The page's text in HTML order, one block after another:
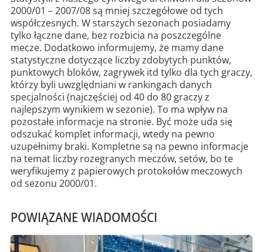
2000/01 – 2007/08 są mniej szczegółowe od tych
współczesnych. W starszych sezonach posiadamy
tylko łączne dane, bez rozbicia na poszczególne
mecze. Dodatkowo informujemy, że mamy dane
statystyczne dotyczące liczby zdobytych punktów,
punktowych bloków, zagrywek itd tylko dla tych graczy,
którzy byli uwzględniani w rankingach danych
specjalności (najczęściej od 40 do 80 graczy z
najlepszym wynikiem w sezonie). To ma wpływ na
pozostałe informacje na stronie. Być może uda się
odszukać komplet informacji, wtedy na pewno
uzupełnimy braki. Kompletne są na pewno informacje
na temat liczby rozegranych meczów, setów, bo te
weryfikujemy z papierowych protokołów meczowych
od sezonu 2000/01.
POWIĄZANE WIADOMOŚCI